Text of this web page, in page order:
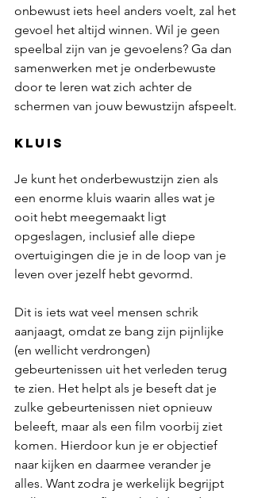
onbewust iets heel anders voelt, zal het
gevoel het altijd winnen. Wil je geen
speelbal zijn van je gevoelens? Ga dan
samenwerken met je onderbewuste
door te leren wat zich achter de
schermen van jouw bewustzijn afspeelt.
kluis
Je kunt het onderbewustzijn zien als
een enorme kluis waarin alles wat je
ooit hebt meegemaakt ligt
opgeslagen, inclusief alle diepe
overtuigingen die je in de loop van je
leven over jezelf hebt gevormd.
Dit is iets wat veel mensen schrik
aanjaagt, omdat ze bang zijn pijnlijke
(en wellicht verdrongen)
gebeurtenissen uit het verleden terug
te zien. Het helpt als je beseft dat je
zulke gebeurtenissen niet opnieuw
beleeft, maar als een film voorbij ziet
komen. Hierdoor kun je er objectief
naar kijken en daarmee verander je
alles. Want zodra je werkelijk begrijpt